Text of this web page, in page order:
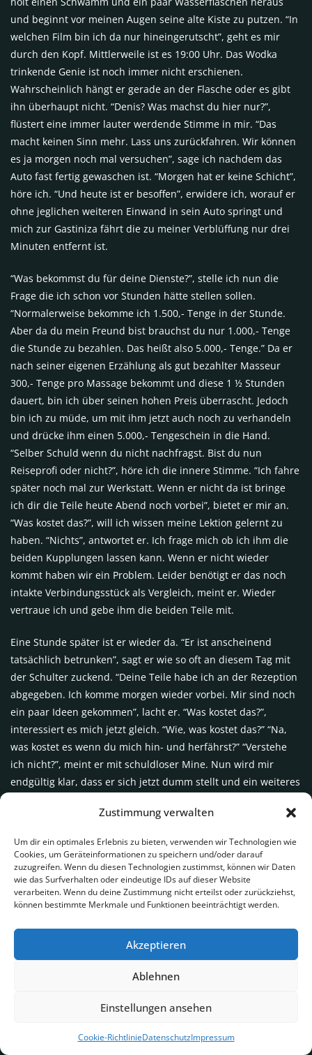
Zustimmung verwalten
Um dir ein optimales Erlebnis zu bieten, verwenden wir Technologien wie
Cookies, um Geräteinformationen zu speichern und/oder darauf
zuzugreifen. Wenn du diesen Technologien zustimmst, können wir Daten
wie das Surfverhalten oder eindeutige IDs auf dieser Website
verarbeiten. Wenn du deine Zustimmung nicht erteilst oder zurückziehst,
können bestimmte Merkmale und Funktionen beeinträchtigt werden.
Akzeptieren
Ablehnen
Einstellungen ansehen
Cookie-RichtlinieDatenschutzImpressum
und beginnt vor meinen Augen seine alte Kiste zu putzen. “In
welchen Film bin ich da nur hineingerutscht”, geht es mir
durch den Kopf. Mittlerweile ist es 19:00 Uhr. Das Wodka
trinkende Genie ist noch immer nicht erschienen.
Wahrscheinlich hängt er gerade an der Flasche oder es gibt
ihn überhaupt nicht. “Denis? Was machst du hier nur?”,
flüstert eine immer lauter werdende Stimme in mir. “Das
macht keinen Sinn mehr. Lass uns zurückfahren. Wir können
es ja morgen noch mal versuchen”, sage ich nachdem das
Auto fast fertig gewaschen ist. “Morgen hat er keine Schicht”,
höre ich. “Und heute ist er besoffen”, erwidere ich, worauf er
ohne jeglichen weiteren Einwand in sein Auto springt und
mich zur Gastiniza fährt die zu meiner Verblüffung nur drei
Minuten entfernt ist.
“Was bekommst du für deine Dienste?”, stelle ich nun die
Frage die ich schon vor Stunden hätte stellen sollen.
“Normalerweise bekomme ich 1.500,- Tenge in der Stunde.
Aber da du mein Freund bist brauchst du nur 1.000,- Tenge
die Stunde zu bezahlen. Das heißt also 5.000,- Tenge.” Da er
nach seiner eigenen Erzählung als gut bezahlter Masseur
300,- Tenge pro Massage bekommt und diese 1 ½ Stunden
dauert, bin ich über seinen hohen Preis überrascht. Jedoch
bin ich zu müde, um mit ihm jetzt auch noch zu verhandeln
und drücke ihm einen 5.000,- Tengeschein in die Hand.
“Selber Schuld wenn du nicht nachfragst. Bist du nun
Reiseprofi oder nicht?”, höre ich die innere Stimme. “Ich fahre
später noch mal zur Werkstatt. Wenn er nicht da ist bringe
ich dir die Teile heute Abend noch vorbei”, bietet er mir an.
“Was kostet das?”, will ich wissen meine Lektion gelernt zu
haben. “Nichts”, antwortet er. Ich frage mich ob ich ihm die
beiden Kupplungen lassen kann. Wenn er nicht wieder
kommt haben wir ein Problem. Leider benötigt er das noch
intakte Verbindungsstück als Vergleich, meint er. Wieder
vertraue ich und gebe ihm die beiden Teile mit.
Eine Stunde später ist er wieder da. “Er ist anscheinend
tatsächlich betrunken”, sagt er wie so oft an diesem Tag mit
der Schulter zuckend. “Deine Teile habe ich an der Rezeption
abgegeben. Ich komme morgen wieder vorbei. Mir sind noch
ein paar Ideen gekommen”, lacht er. “Was kostet das?”,
interessiert es mich jetzt gleich. “Wie, was kostet das?” “Na,
was kostet es wenn du mich hin- und herfährst?” “Verstehe
ich nicht?”, meint er mit schuldloser Mine. Nun wird mir
endgültig klar, dass er sich jetzt dumm stellt und ein weiteres
wenn du mich herumfährst?”, frage ich erneut in ganz klarem
Stunde. Aber nur für dich.” “Nein danke. Das ist zu teuer.”
“Das ist doch nicht teuer! Eine Stunde mit dem Taxi in
Deutschland, das ist teuer.” “In Deutschland nutze ich kein
Taxi um herumzufahren.” “Aber was willst du machen? Deine
bolschoi Problem (sehr großes Problem) ein otschin bolschoi
Problem.” “Ich weiß. Wir werden es schon in den Griff
bekommen”, antworte ich nicht mehr auf seine Angstmache